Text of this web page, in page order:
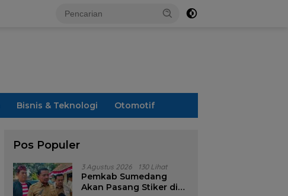
Bisnis & Teknologi Otomotif
Pos Populer
3 Agustus 2026 130 Lihat
Pemkab Sumedang
Akan Pasang Stiker di